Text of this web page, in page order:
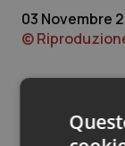
Rene &
03 Novembre
©